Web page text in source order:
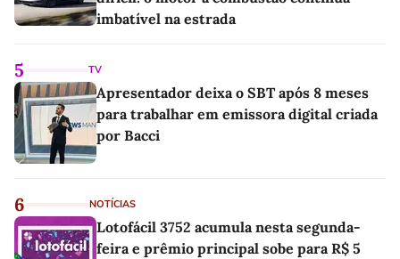
imbatível na estrada
5 TV
Apresentador deixa o SBT após 8 meses
para trabalhar em emissora digital criada
por Bacci
6 NOTÍCIAS
Lotofácil 3752 acumula nesta segunda-
feira e prêmio principal sobe para R$ 5